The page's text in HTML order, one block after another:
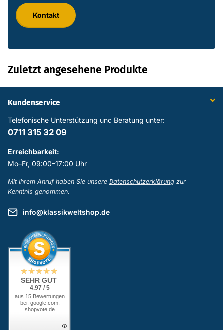
Kontakt
Zuletzt angesehene Produkte
Kundenservice
Telefonische Unterstützung und Beratung unter:
0711 315 32 09
Erreichbarkeit:
Mo–Fr, 09:00–17:00 Uhr
Mit Ihrem Anruf haben Sie unsere Datenschutzerklärung zur
Kenntnis genommen.
info@klassikweltshop.de
SEHR GUT
4.97 / 5
aus 15 Bewertungen
bei: google.com,
shopvote.de